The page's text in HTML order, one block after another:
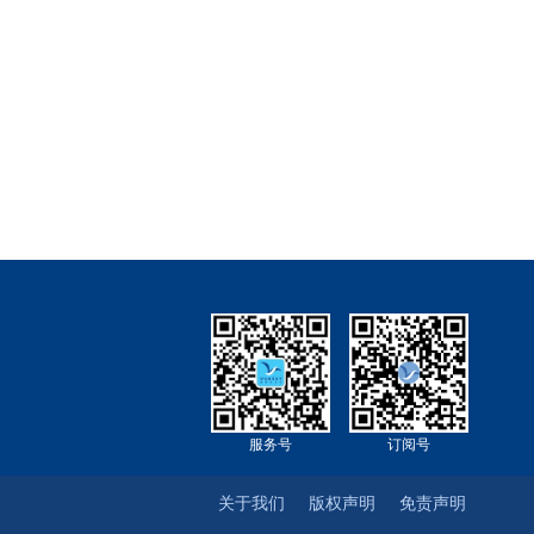
订阅号
服务号
免责声明
版权声明
关于我们